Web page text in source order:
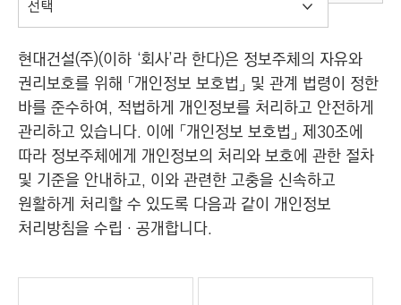
R
U
C
T
I
O
N
)
현대건설(주)(이하 ‘회사’라 한다)은 정보주체의 자유와
권리보호를 위해 「개인정보 보호법」 및 관계 법령이 정한
바를 준수하여, 적법하게 개인정보를 처리하고 안전하게
관리하고 있습니다. 이에 「개인정보 보호법」 제30조에
따라 정보주체에게 개인정보의 처리와 보호에 관한 절차
및 기준을 안내하고, 이와 관련한 고충을 신속하고
원활하게 처리할 수 있도록 다음과 같이 개인정보
처리방침을 수립‧공개합니다.